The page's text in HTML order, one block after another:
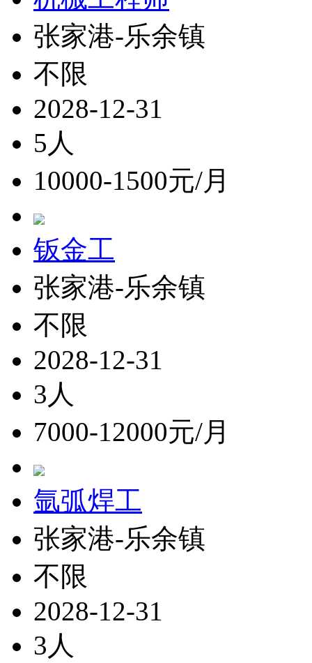
张家港-乐余镇
不限
2028-12-31
5人
10000-1500元/月
钣金工
张家港-乐余镇
不限
2028-12-31
3人
7000-12000元/月
氩弧焊工
张家港-乐余镇
不限
2028-12-31
3人